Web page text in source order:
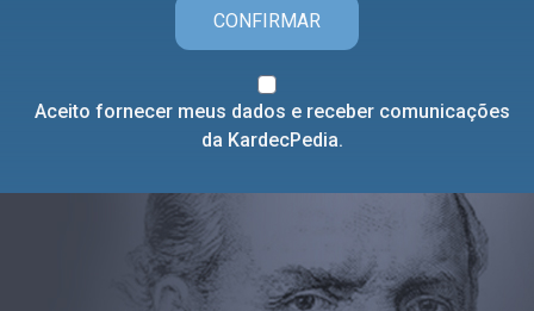
CONFIRMAR
Aceito fornecer meus dados e receber comunicações
da KardecPedia.